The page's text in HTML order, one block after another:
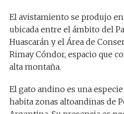
El avistamiento se produjo
ubicada entre el ámbito del
Huascarán y el Área de
Rimay Cóndor, espacio que
alta montaña.
El gato andino es una
habita zonas altoandinas de